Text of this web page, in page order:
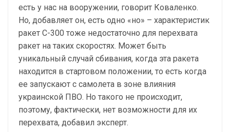
есть у нас на вооружении, говорит Коваленко.
Но, добавляет он, есть одно «но» – характеристик
ракет С-300 тоже недостаточно для перехвата
ракет на таких скоростях. Может быть
уникальный случай сбивания, когда эта ракета
находится в стартовом положении, то есть когда
ее запускают с самолета в зоне влияния
украинской ПВО. Но такого не происходит,
поэтому, фактически, нет возможности для их
перехвата, добавил эксперт.